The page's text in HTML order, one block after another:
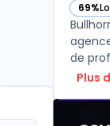
69%
— voir
de
Plus